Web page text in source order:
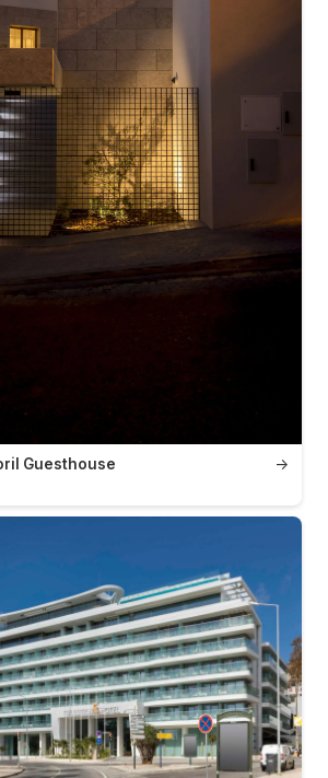
→
Guesthouse